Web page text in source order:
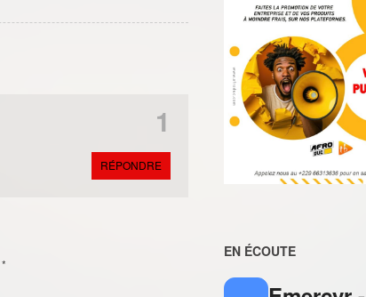
RÉPONDRE
1
*
EN ÉCOUTE